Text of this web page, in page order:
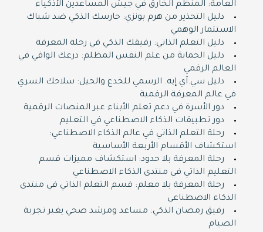
العامة: المنظم الخارق في جيش المساعدين الأذكياء
دليل التحذير من هرم بونزي: حارسك الذكي ضد شباك
الاستثمار الوهمي
دليل التعلم الذاتي: رفيقك الذكي في رحلة المعرفة
دليل الحماية من علم النفس المظلم: درعك الواقي في
العالم الرقمي
دليل سي.آي.إيه. الرسمي للخدع والحيل: سلاحك السري
في عالم المعرفة الرقمية
دور الأسرة في دعم تعلم الأبناء عبر المنصات الرقمية
دور تطبيقات الذكاء الاصطناعي في التعليم
رحلة التعلم الذاتي في عالم الذكاء الاصطناعي:
استكشاف الأقسام الأربعة الأساسية
رحلة المعرفة بلا حدود: استكشاف مميزات قسم
التعليم الذاتي في منتدى الذكاء الاصطناعي
رحلة المعرفة بلا معلم: قسم التعلم الذاتي في منتدى
الذكاء الاصطناعي
رفيق رمضان الذكي: مساعد ومرشد صحي يغير تجربة
الصيام